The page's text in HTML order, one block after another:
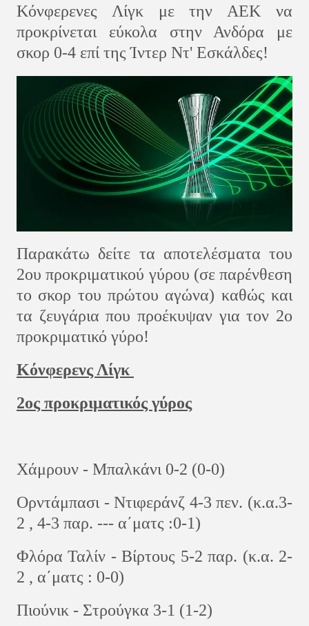
Κόνφερενες Λίγκ με την ΑΕΚ να
προκρίνεται εύκολα στην Ανδόρα με
σκορ 0-4 επί της Ίντερ Ντ' Εσκάλδες!
Παρακάτω δείτε τα αποτελέσματα του
2ου προκριματικού γύρου (σε παρένθεση
το σκορ του πρώτου αγώνα) καθώς και
τα ζευγάρια που προέκυψαν για τον 2ο
προκριματικό γύρο!
Κόνφερενς Λίγκ
2ος προκριματικός γύρος
Χάμρουν - Μπαλκάνι 0-2 (0-0)
Ορντάμπασι - Ντιφεράνζ 4-3 πεν. (κ.α.3-
2 , 4-3 παρ. --- α΄ματς :0-1)
Φλόρα Ταλίν - Βίρτους 5-2 παρ. (κ.α. 2-
2 , α΄ματς : 0-0)
Πιούνικ - Στρούγκα 3-1 (1-2)